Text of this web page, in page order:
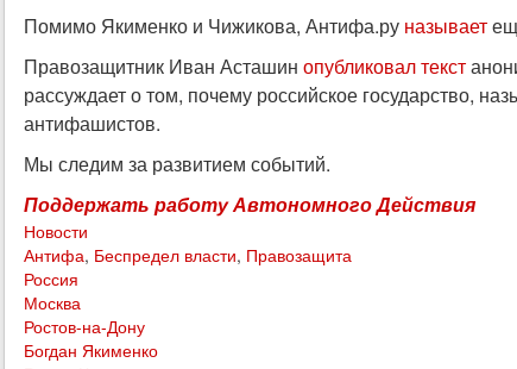
Помимо Якименко и Чижикова, Антифа.ру называет
Правозащитник Иван Асташин опубликовал текст
рассуждает о том, почему российское государство,
антифашистов.
Мы следим за развитием событий.
Поддержать работу Автономного Действия
Новости
Антифа, Беспредел власти, Правозащита
Россия
Москва
Ростов-на-Дону
Богдан Якименко